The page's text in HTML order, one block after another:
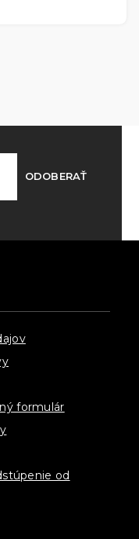
ODOBERAŤ
formulár
od